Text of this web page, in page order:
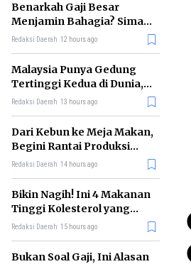
Benarkah Gaji Besar
Menjamin Bahagia? Simak
Penjelasan Ilmu Ekonomi
Redaksi Daerah 12 hours ago
Malaysia Punya Gedung
Tertinggi Kedua di Dunia,
Ini Daftar Lengkap 2026
Redaksi Daerah 13 hours ago
Dari Kebun ke Meja Makan,
Begini Rantai Produksi
Sawit di Indonesia
Redaksi Daerah 14 hours ago
Bikin Nagih! Ini 4 Makanan
Tinggi Kolesterol yang
Sebaiknya Dikurangi
Redaksi Daerah 15 hours ago
Bukan Soal Gaji, Ini Alasan